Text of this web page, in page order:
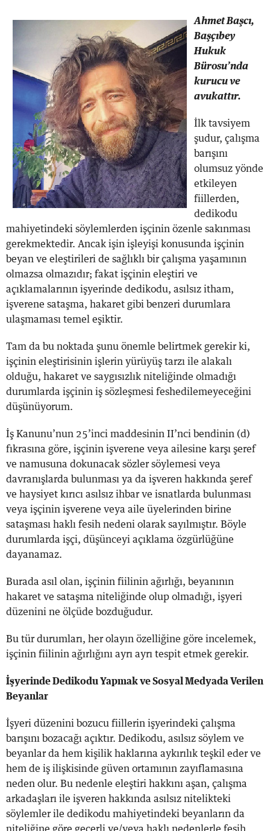
Ahmet Başcı,
Başçıbey
Hukuk
Bürosu’nda
kurucu ve
avukattır.
İlk tavsiyem
şudur, çalışma
barışını
olumsuz yönde
etkileyen
fiillerden,
dedikodu
mahiyetindeki söylemlerden işçinin özenle sakınması
gerekmektedir. Ancak işin işleyişi konusunda işçinin
beyan ve eleştirileri de sağlıklı bir çalışma yaşamının
olmazsa olmazıdır; fakat işçinin eleştiri ve
açıklamalarının işyerinde dedikodu, asılsız itham,
işverene sataşma, hakaret gibi benzeri durumlara
ulaşmaması temel eşiktir.
Tam da bu noktada şunu önemle belirtmek gerekir ki,
işçinin eleştirisinin işlerin yürüyüş tarzı ile alakalı
olduğu, hakaret ve saygısızlık niteliğinde olmadığı
durumlarda işçinin iş sözleşmesi feshedilemeyeceğini
düşünüyorum.
İş Kanunu’nun 25’inci maddesinin II’nci bendinin (d)
fıkrasına göre, işçinin işverene veya ailesine karşı şeref
ve namusuna dokunacak sözler söylemesi veya
davranışlarda bulunması ya da işveren hakkında şeref
ve haysiyet kırıcı asılsız ihbar ve isnatlarda bulunması
veya işçinin işverene veya aile üyelerinden birine
sataşması haklı fesih nedeni olarak sayılmıştır. Böyle
durumlarda işçi, düşünceyi açıklama özgürlüğüne
dayanamaz.
Burada asıl olan, işçinin fiilinin ağırlığı, beyanının
hakaret ve sataşma niteliğinde olup olmadığı, işyeri
düzenini ne ölçüde bozduğudur.
Bu tür durumları, her olayın özelliğine göre incelemek,
işçinin fiilinin ağırlığını ayrı ayrı tespit etmek gerekir.
İşyerinde Dedikodu Yapmak ve Sosyal Medyada Verilen
Beyanlar
İşyeri düzenini bozucu fiillerin işyerindeki çalışma
barışını bozacağı açıktır. Dedikodu, asılsız söylem ve
beyanlar da hem kişilik haklarına aykırılık teşkil eder ve
hem de iş ilişkisinde güven ortamının zayıflamasına
neden olur. Bu nedenle eleştiri hakkını aşan, çalışma
arkadaşları ile işveren hakkında asılsız nitelikteki
söylemler ile dedikodu mahiyetindeki beyanların da